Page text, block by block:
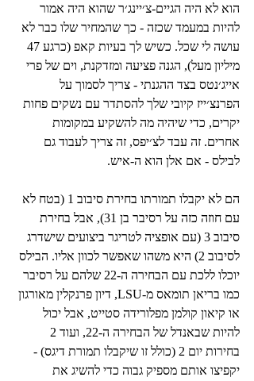
הוא לא היה הגיים-צ׳יינג׳ר שהוא היה אמור
להיות במעמד שכזה - כך שהמחיר שלו כבר לא
מיליון מעל), הגנה פציעה ומזדקנת, וים של פרי
אייג׳נטס בצד ההגנתי - צריך לסמוך על
הפרנצ׳ייז קיובי שלך להסתדר עם נשקים פחות
יקרים, כדי שיהיה מה להשקיע במקומות
אחרים. זה עבד לצ׳יפס, זה צריך לעבוד גם
לבילס - אם אלן הוא ה-איש.
הם לא יקבלו תמורתו בחירת סיבוב 1 (בטח לא
עם חוזה כזה על רסיבר בן 31), אבל בחירת
סיבוב 3 (עם אופציה לטריגר ביצועים שישדרג
לסיבוב 2) היא משהו שאפשר לכוון אליו. הבילס
יוכלו ללכת עם הבחירה ה-22 שלהם על רסיבר
כמו בריאן תומאס מ-LSU, דיון פרנקלין מאורגון
או קיאון קולמן מפלורידה סטייט, אבל יכול
בחירות יום 2 (כולל זו שיקבלו תמורת דיגס) -
יקפיצו אותם מספיק גבוה כדי להשיג את